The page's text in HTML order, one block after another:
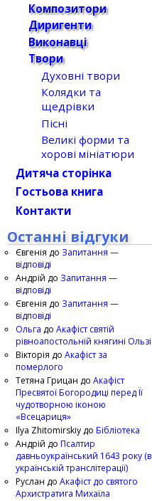
Композитори
Диригенти
Виконавці
Твори
Духовні твори
Колядки та
щедрівки
Пісні
Великі форми та
хорові мініатюри
Дитяча сторінка
Гостьова книга
Контакти
Останні відгуки
Євгенія до Запитання —
відповіді
Андрій до Запитання —
відповіді
Євгенія до Запитання —
відповіді
Ольга до Акафіст святій
рівноапостольній княгині Ользі
Вікторія до Акафіст за
померлого
Тетяна Грицан до Акафіст
Пресвятої Богородиці перед Її
чудотворною іконою
«Всецариця»
Ilya Zhitomirskiy до Бібліотека
Андрій до Псалтир
давньоукраїнський 1643 року (в
українській транслітерації)
Руслан до Акафіст до святого
Архистратига Михаїла